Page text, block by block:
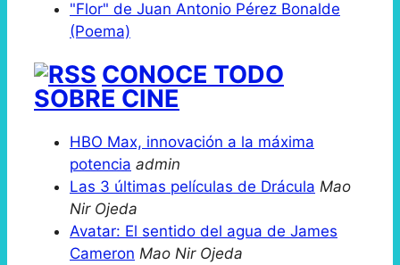
"Flor" de Juan Antonio Pérez Bonalde
(Poema)
CONOCE TODO
SOBRE CINE
HBO Max, innovación a la máxima
potencia admin
Las 3 últimas películas de Drácula Mao
Nir Ojeda
Avatar: El sentido del agua de James
Cameron Mao Nir Ojeda